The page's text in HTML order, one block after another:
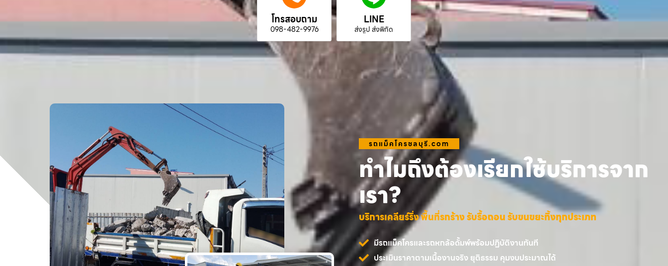
โทรสอบถาม
098-482-9976
LINE
ส่งรูป ส่งพิกัด
รถแม็คโครชลบุรี.com
ทำไมถึงต้องเรียกใช้บริการจาก
เรา?
บริการเคลียร์ริ่ง พื้นที่รกร้าง รับรื้อถอน รับขนขยะทิ้งทุกประเภท
มีรถแม็คโครและรถหกล้อดั้มพ์พร้อมปฏิบัติงานทันที
ประเมินราคาตามเนื้องานจริง ยุติธรรม คุมงบประมาณได้